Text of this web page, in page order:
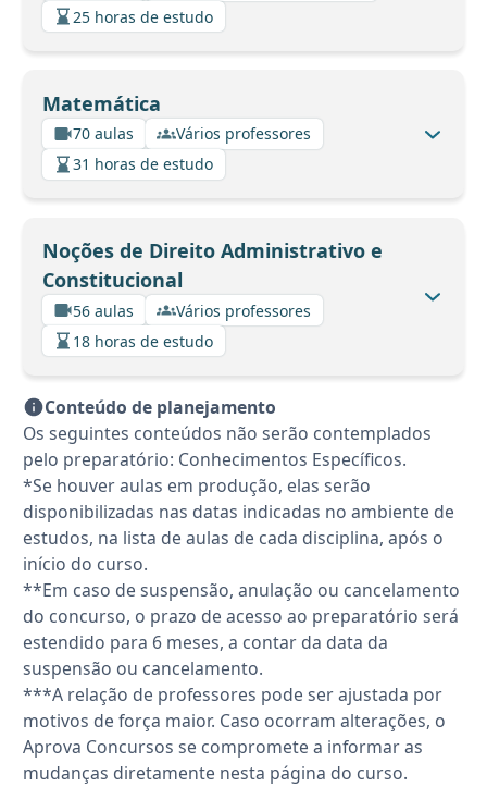
25 horas de estudo
Matemática
70 aulas
Vários professores
31 horas de estudo
Noções de Direito Administrativo e
Constitucional
56 aulas
Vários professores
18 horas de estudo
Conteúdo de planejamento
Os seguintes conteúdos não serão contemplados
pelo preparatório: Conhecimentos Específicos.
*Se houver aulas em produção, elas serão
disponibilizadas nas datas indicadas no ambiente de
estudos, na lista de aulas de cada disciplina, após o
início do curso.
**Em caso de suspensão, anulação ou cancelamento
do concurso, o prazo de acesso ao preparatório será
estendido para 6 meses, a contar da data da
suspensão ou cancelamento.
***A relação de professores pode ser ajustada por
motivos de força maior. Caso ocorram alterações, o
Aprova Concursos se compromete a informar as
mudanças diretamente nesta página do curso.